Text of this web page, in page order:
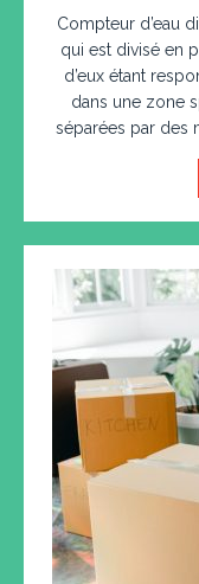
Compteur d’eau
qui est divisé en
d’eux étant
dans une zone
séparées par des